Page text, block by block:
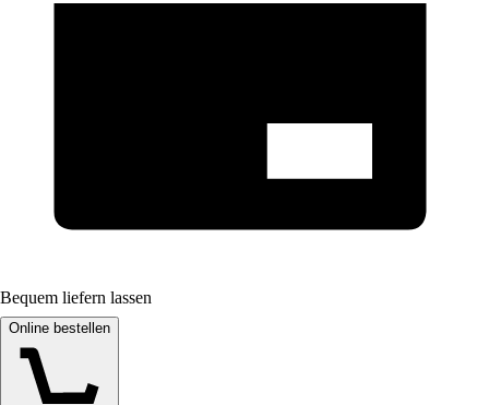
Bequem liefern lassen
Online bestellen